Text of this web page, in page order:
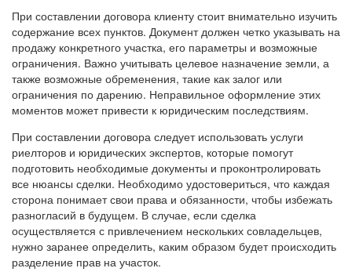
При составлении договора клиенту стоит внимательно изучить
содержание всех пунктов. Документ должен четко указывать на
продажу конкретного участка, его параметры и возможные
ограничения. Важно учитывать целевое назначение земли, а
также возможные обременения, такие как залог или
ограничения по дарению. Неправильное оформление этих
моментов может привести к юридическим последствиям.
При составлении договора следует использовать услуги
риелторов и юридических экспертов, которые помогут
подготовить необходимые документы и проконтролировать
все нюансы сделки. Необходимо удостовериться, что каждая
сторона понимает свои права и обязанности, чтобы избежать
разногласий в будущем. В случае, если сделка
осуществляется с привлечением нескольких совладельцев,
нужно заранее определить, каким образом будет происходить
разделение прав на участок.